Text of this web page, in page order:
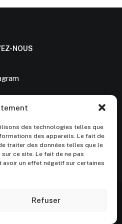
des technologies telles que
des appareils. Le fait de
traiter des données telles que le
ce site. Le fait de ne pas
un effet négatif sur certaines
Refuser
NOUS
Générales de Vente